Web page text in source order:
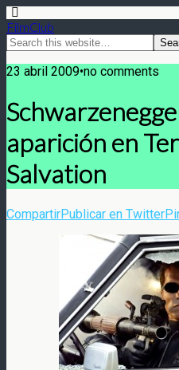
FilmClub
23 abril 2009•no comments
aparición en
Salvation
CompartirPublicar en Twitter